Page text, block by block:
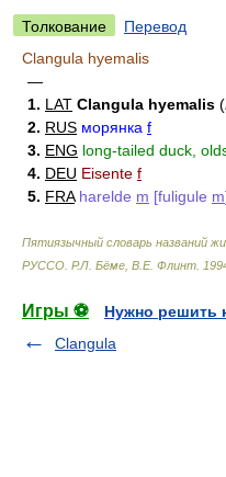
Толкование
Перевод
Clangula hyemalis
—
1. LAT Clangula hyemalis (
2. RUS морянка f
3. ENG long-tailed duck,
4. DEU Eisente f
5. FRA harelde m [fuligule m
Пятиязычный словарь названий
РУССО Р.Л. Бёме, В.Е. Флинт
Игры ⚽
Нужно решить
Clangula